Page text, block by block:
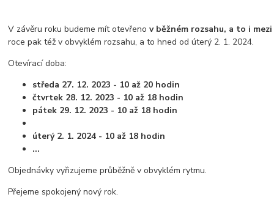
V závěru roku budeme mít otevřenov běžném rozsahu, a to i
roce pak též v obvyklém rozsahu, a to hned od úterý 2. 1. 2024.
Otevírací doba:
středa 27. 12. 2023 - 10 až 20 hodin
čtvrtek 28. 12. 2023 - 10 až 18 hodin
pátek 29. 12. 2023 - 10 až 18 hodin
úterý 2. 1. 2024 - 10 až 18 hodin
...
Objednávky vyřizujeme průběžně v obvyklém rytmu.
Přejeme spokojený nový rok.